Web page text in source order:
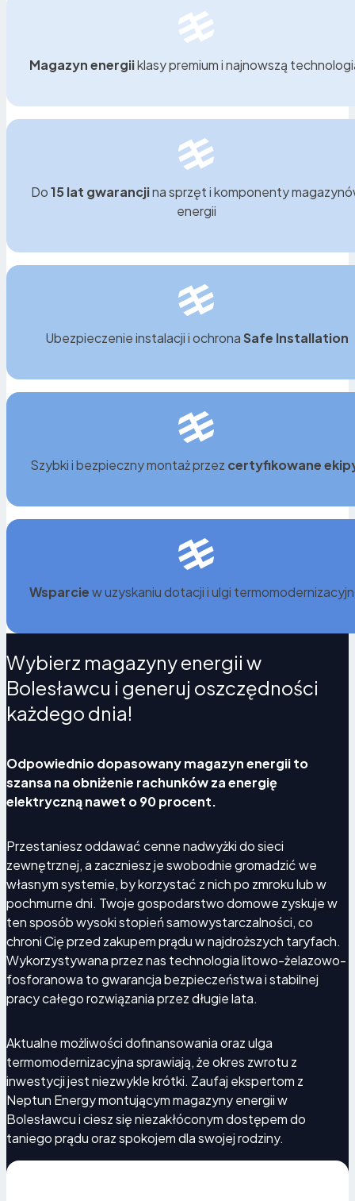
Optymalne wykorzystanie taryf i programów
dotacji
Dzięki magazynowi można ładować akumulator w
tańszych godzinach nocnych (np. w taryfie G12) i
korzystać z energii w ciągu dnia. Dodatkowo
np.Mój Prąd, co znacząco przyspiesza zwrot
Przygotowanie domu na przyszłe potrzeby
energetyczne
Rosnące zapotrzebowanie na prąd (pompy ciepła,
auta elektryczne, klimatyzacja) sprawia, że magazyn
energii staje się fundamentem nowoczesnego,
infrastruktury, który podnosi wartość nieruchomości i
stabilizuje pracę instalacji PV.
Magazyn energiiklasy premium i najnowszą
Do15 lat gwarancjina sprzęt i komponenty
energii
Ubezpieczenie instalacji i ochronaSafe Installation
Szybki i bezpieczny montaż przez certyfikowane
Wsparciew uzyskaniu dotacji i ulgi
Wybierz magazyny energii w
Bolesławcu i generuj oszczędności
każdego dnia!
Odpowiednio dopasowany magazyn energii to
szansa na obniżenie rachunków za energię
elektryczną nawet o 90 procent.
Przestaniesz oddawać cenne nadwyżki do sieci
zewnętrznej, a zaczniesz je swobodnie gromadzić we
własnym systemie, by korzystać z nich po zmroku lub w
pochmurne dni. Twoje gospodarstwo domowe zyskuje w
ten sposób wysoki stopień samowystarczalności, co
chroni Cię przed zakupem prądu w najdroższych taryfach.
Wykorzystywana przez nas technologia litowo-żelazowo-
fosforanowa to gwarancja bezpieczeństwa i stabilnej
pracy całego rozwiązania przez długie lata.
Aktualne możliwości dofinansowania oraz ulga
termomodernizacyjna sprawiają, że okres zwrotu z
inwestycji jest niezwykle krótki. Zaufaj ekspertom z
Neptun Energy montującym magazyny energii w
Bolesławcu i ciesz się niezakłóconym dostępem do
taniego prądu oraz spokojem dla swojej rodziny.